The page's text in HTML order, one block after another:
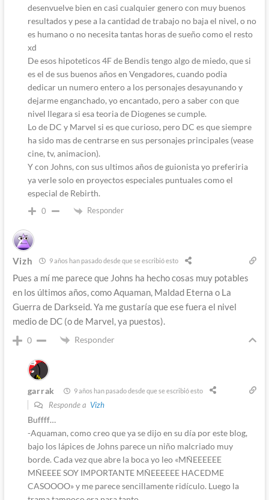
desenvuelve bien en casi cualquier genero con muy buenos
resultados y pese a la cantidad de trabajo no baja el nivel, o no
es humano o no necesita tantas horas de sueño como el resto
xd
De esos hipoteticos 4F de Bendis tengo algo de miedo, que si
es el de sus buenos años en Vengadores, cuando podia
dedicar un numero entero a los personajes desayunando y
dejarme enganchado, yo encantado, pero a saber con que
nivel llegara si esa teoria de Diogenes se cumple.
Lo de DC y Marvel si es que curioso, pero DC es que siempre
ha sido mas de centrarse en sus personajes principales (vease
cine, tv, animacion).
Y con Johns, con sus ultimos años de guionista yo preferiria
ya verle solo en proyectos especiales puntuales como el
especial de Rebirth.
0 Responder
Vizh 9 años han pasado desde que se escribió esto
Pues a mí me parece que Johns ha hecho cosas muy potables
en los últimos años, como Aquaman, Maldad Eterna o La
Guerra de Darkseid. Ya me gustaría que ese fuera el nivel
medio de DC (o de Marvel, ya puestos).
0 Responder
garrak 9 años han pasado desde que se escribió esto
Responde a Vizh
Buffff…
-Aquaman, como creo que ya se dijo en su día por este blog,
bajo los lápices de Johns parece un niño malcriado muy
borde. Cada vez que abre la boca yo leo «MÑEEEEEE
MÑEEEE SOY IMPORTANTE MÑEEEEEE HACEDME
CASOOOO» y me parece sencillamente ridículo. Luego la